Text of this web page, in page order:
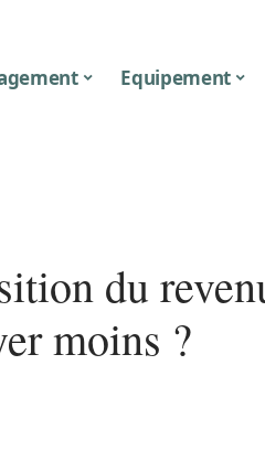
Equipement
du
moins ?